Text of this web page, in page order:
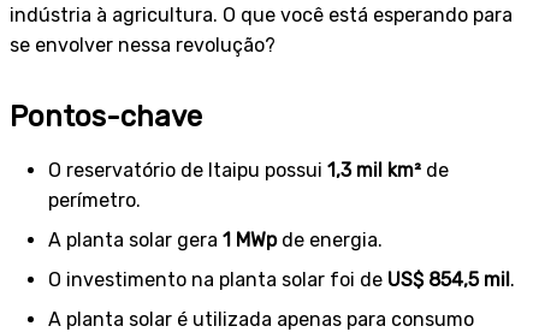
indústria à agricultura. O que você está esperando para
se envolver nessa revolução?
Pontos-chave
O reservatório de Itaipu possui 1,3 mil km² de
perímetro.
A planta solar gera 1 MWpde energia.
O investimento na planta solar foi de US$ 854,5 mil.
A planta solar é utilizada apenas para consumo